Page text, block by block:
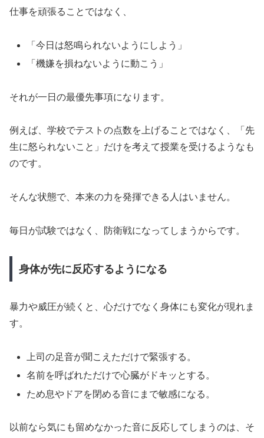
仕事を頑張ることではなく、
「今日は怒鳴られないようにしよう」
「機嫌を損ねないように動こう」
それが一日の最優先事項になります。
例えば、学校でテストの点数を上げることではなく、「先
生に怒られないこと」だけを考えて授業を受けるようなも
のです。
そんな状態で、本来の力を発揮できる人はいません。
毎日が試験ではなく、防衛戦になってしまうからです。
身体が先に反応するようになる
暴力や威圧が続くと、心だけでなく身体にも変化が現れま
す。
上司の足音が聞こえただけで緊張する。
名前を呼ばれただけで心臓がドキッとする。
ため息やドアを閉める音にまで敏感になる。
以前なら気にも留めなかった音に反応してしまうのは、そ